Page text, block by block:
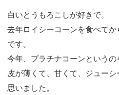
白いとうもろこしが好きで。
去年ロイシーコーンを食べて
です。
今年、プラチナコーンというの
皮が薄くて、甘くて、ジュー
思いました。